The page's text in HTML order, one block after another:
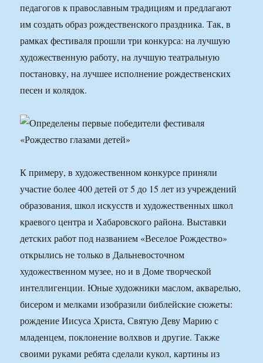
педагогов к православным традициям и предлагают
им создать образ рождественского праздника. Так, в
рамках фестиваля прошли три конкурса: на лучшую
художественную работу, на лучшую театральную
постановку, на лучшее исполнение рождественских
песен и колядок.
К примеру, в художественном конкурсе приняли
участие более 400 детей от 5 до 15 лет из учреждений
образования, школ искусств и художественных школ
краевого центра и Хабаровского района. Выставки
детских работ под названием «Веселое Рождество»
открылись не только в Дальневосточном
художественном музее, но и в Доме творческой
интеллигенции. Юные художники маслом, акварелью,
бисером и мелками изобразили библейские сюжеты:
рождение Иисуса Христа, Святую Деву Марию с
младенцем, поклонение волхвов и другие. Также
своими руками ребята сделали кукол, картины из